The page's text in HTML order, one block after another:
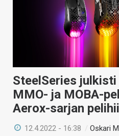
HAKU
SteelSeries
MMO- ja MOBA-
Aerox-sarjan
12.4.2022 - 16:38 /Oskari